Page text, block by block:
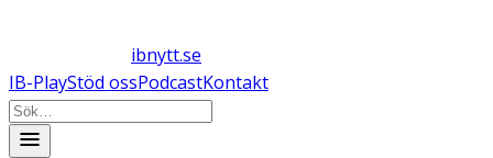
ibnytt.se
IB-PlayStöd ossPodcastKontakt